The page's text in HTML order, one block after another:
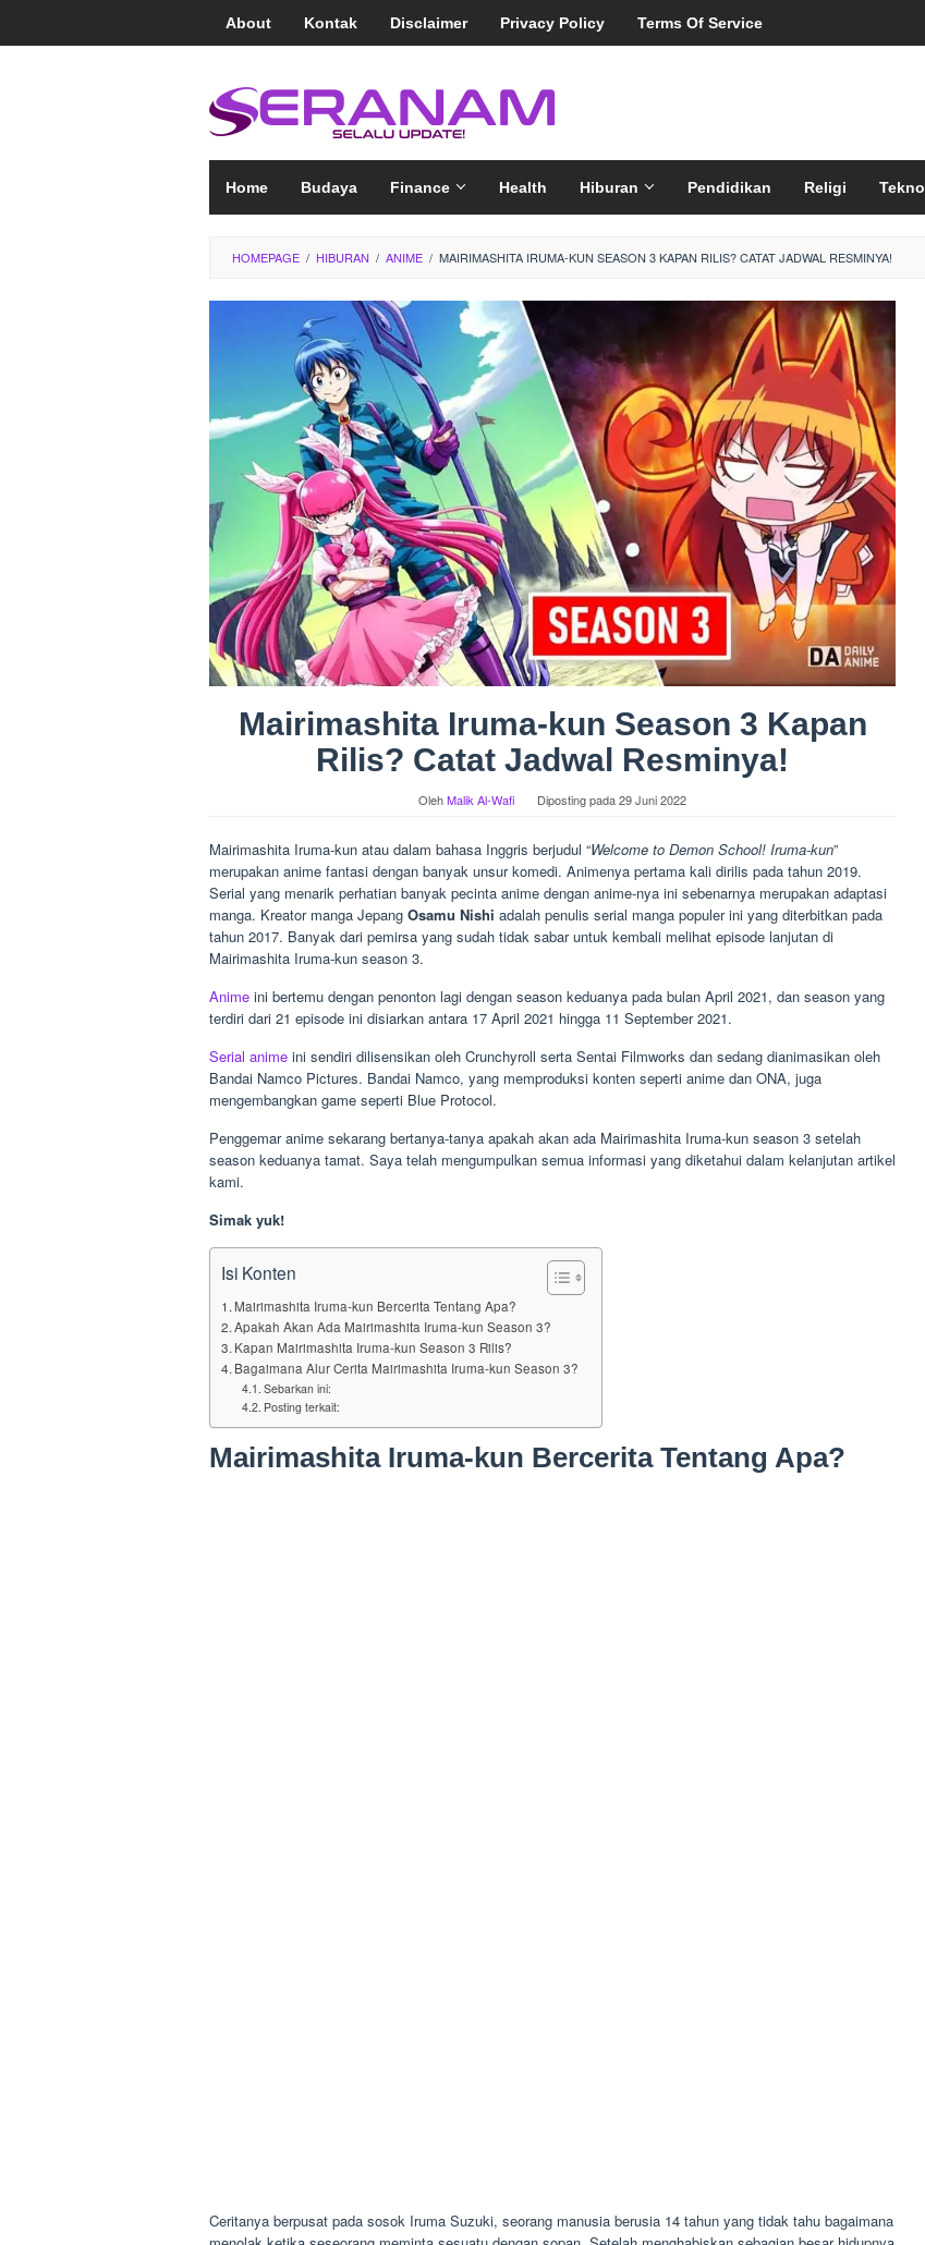
About Kontak Disclaimer Privacy Policy Terms Of Service
Home Budaya Finance Health Hiburan Pendidikan Religi Tekno
HOMEPAGE / HIBURAN / ANIME / MAIRIMASHITA IRUMA-KUN SEASON 3 KAPAN RILIS? CATAT JADWAL RESMINYA!
Mairimashita Iruma-kun Season 3 Kapan
Rilis? Catat Jadwal Resminya!
OlehMalik Al-Wafi Diposting pada29 Juni 2022
Mairimashita Iruma-kun atau dalam bahasa Inggris berjudul “Welcome to Demon School! Iruma-kun”
merupakan anime fantasi dengan banyak unsur komedi. Animenya pertama kali dirilis pada tahun 2019.
Serial yang menarik perhatian banyak pecinta anime dengan anime-nya ini sebenarnya merupakan adaptasi
manga. Kreator manga Jepang Osamu Nishi adalah penulis serial manga populer ini yang diterbitkan pada
tahun 2017. Banyak dari pemirsa yang sudah tidak sabar untuk kembali melihat episode lanjutan di
Mairimashita Iruma-kun season 3.
Anime ini bertemu dengan penonton lagi dengan season keduanya pada bulan April 2021, dan season yang
terdiri dari 21 episode ini disiarkan antara 17 April 2021 hingga 11 September 2021.
Serial anime ini sendiri dilisensikan oleh Crunchyroll serta Sentai Filmworks dan sedang dianimasikan oleh
Bandai Namco Pictures. Bandai Namco, yang memproduksi konten seperti anime dan ONA, juga
mengembangkan game seperti Blue Protocol.
Penggemar anime sekarang bertanya-tanya apakah akan ada Mairimashita Iruma-kun season 3 setelah
season keduanya tamat. Saya telah mengumpulkan semua informasi yang diketahui dalam kelanjutan artikel
kami.
Simak yuk!
Isi Konten
Mairimashita Iruma-kun Bercerita Tentang Apa?
Apakah Akan Ada Mairimashita Iruma-kun Season 3?
Kapan Mairimashita Iruma-kun Season 3 Rilis?
Bagaimana Alur Cerita Mairimashita Iruma-kun Season 3?
Sebarkan ini:
Posting terkait:
Mairimashita Iruma-kun Bercerita Tentang Apa?
Ceritanya berpusat pada sosok Iruma Suzuki, seorang manusia berusia 14 tahun yang tidak tahu bagaimana